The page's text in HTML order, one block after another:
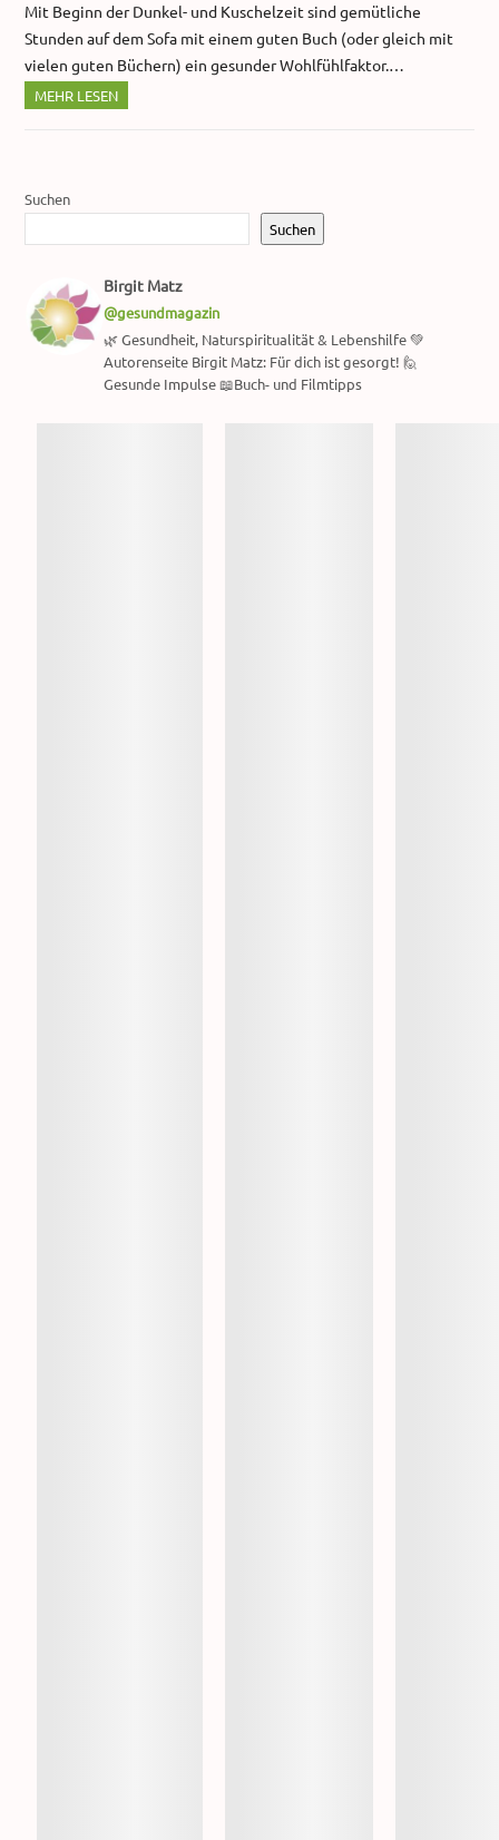
Mit Beginn der Dunkel- und Kuschelzeit sind gemütliche
Stunden auf dem Sofa mit einem guten Buch (oder gleich mit
vielen guten Büchern) ein gesunder Wohlfühlfaktor.…
MEHR LESEN
Suchen
Suchen
Birgit Matz
@gesundmagazin
🌿 Gesundheit, Naturspiritualität & Lebenshilfe 💚
Autorenseite Birgit Matz: Für dich ist gesorgt! 🙋
Gesunde Impulse 📖Buch- und Filmtipps